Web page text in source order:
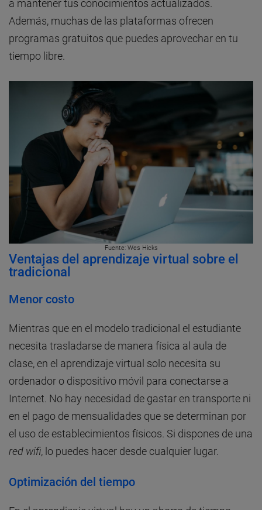
a mantener tus conocimientos actualizados.
Además, muchas de las plataformas ofrecen
programas gratuitos que puedes aprovechar en tu
tiempo libre.
Fuente: Wes Hicks
Ventajas del aprendizaje virtual sobre el
tradicional
Menor costo
Mientras que en el modelo tradicional el estudiante
necesita trasladarse de manera física al aula de
clase, en el aprendizaje virtual solo necesita su
ordenador o dispositivo móvil para conectarse a
Internet. No hay necesidad de gastar en transporte ni
en el pago de mensualidades que se determinan por
el uso de establecimientos físicos. Si dispones de una
red wifi, lo puedes hacer desde cualquier lugar.
Optimización del tiempo